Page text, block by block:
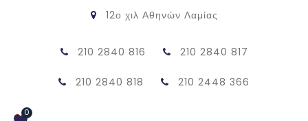
12ο χιλ Αθηνών Λαμίας
210 2840 816 210 2840 817
210 2840 818 210 2448 366
0